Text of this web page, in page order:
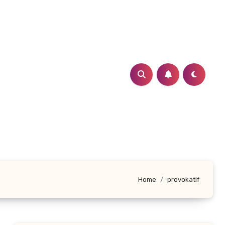
Home provokatif